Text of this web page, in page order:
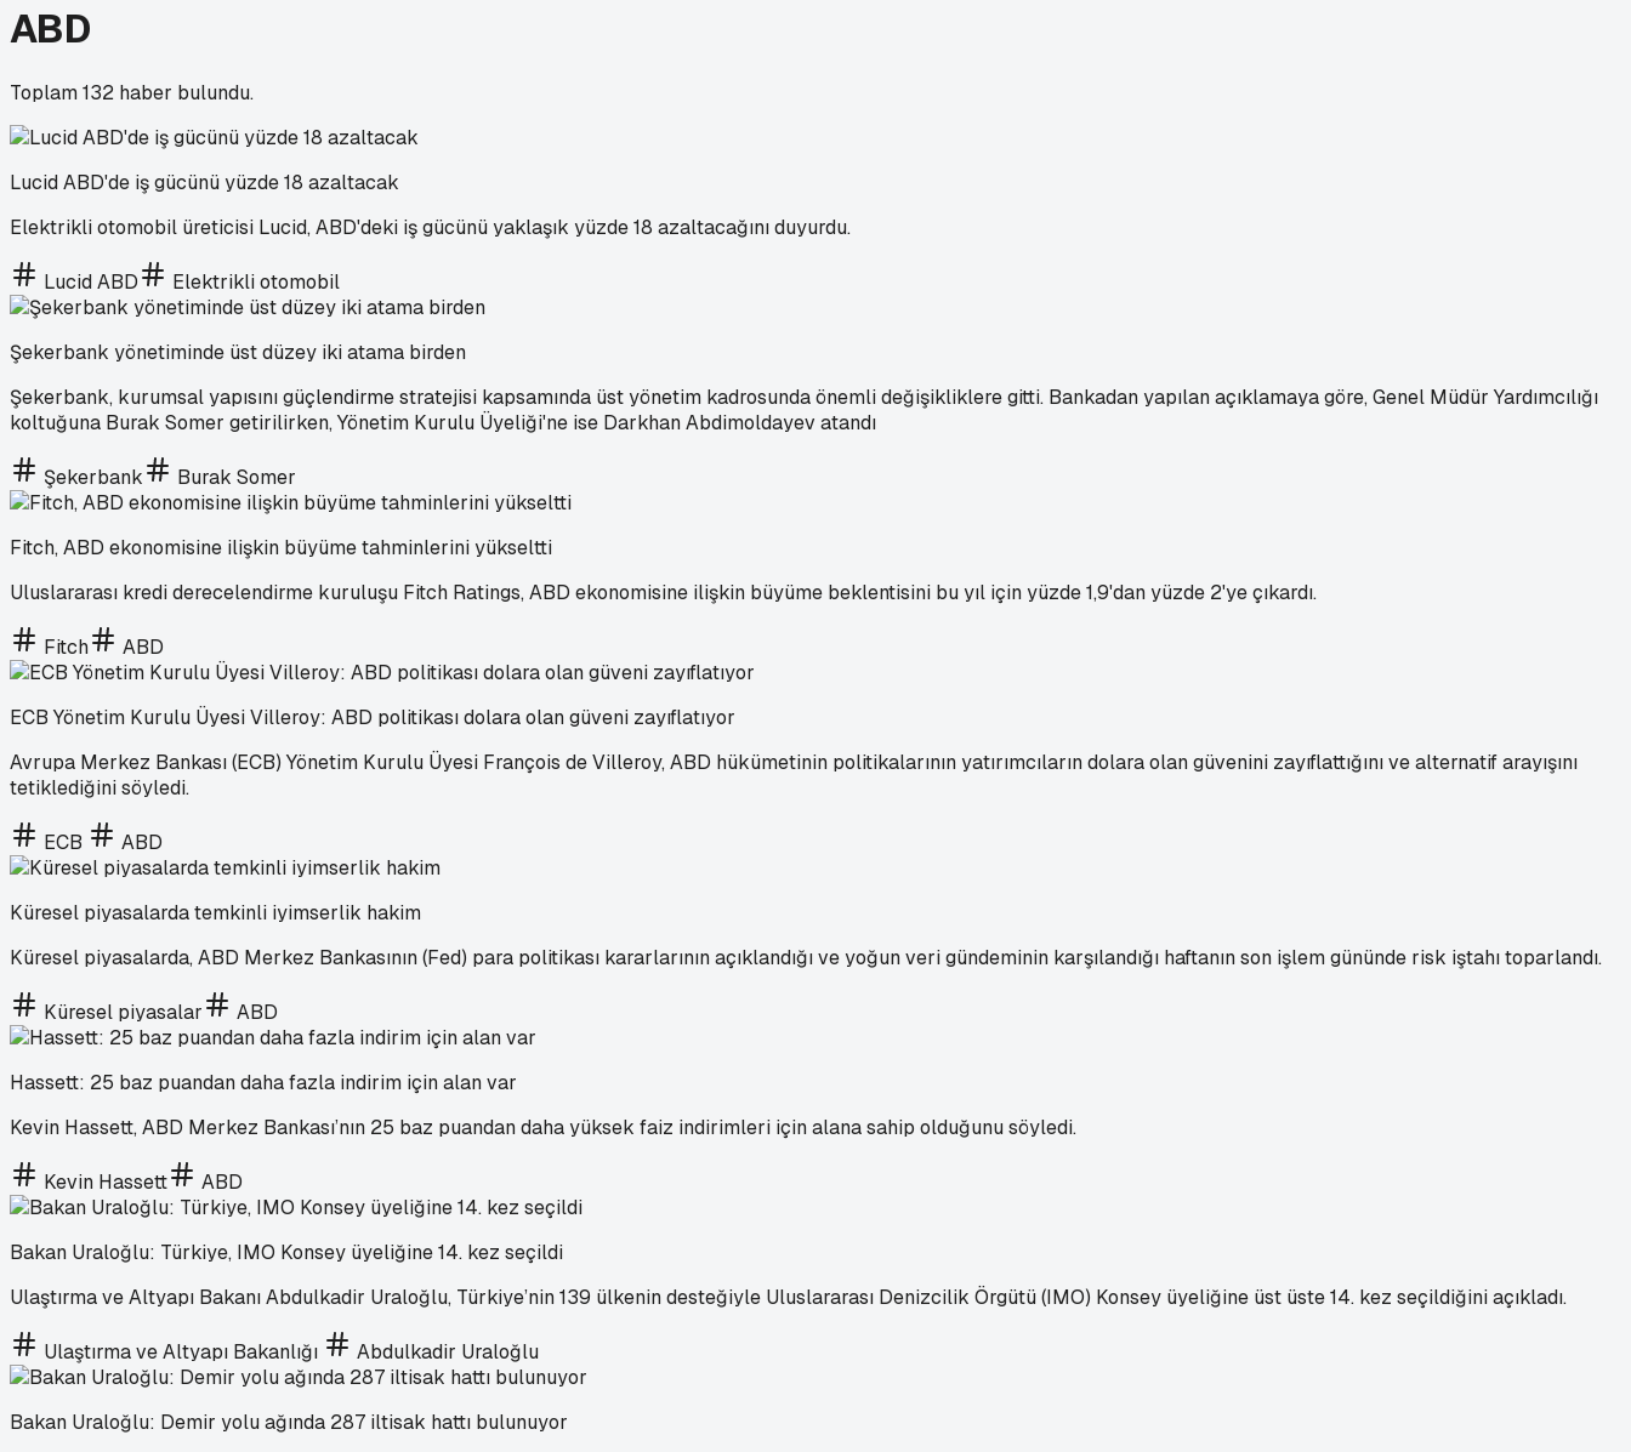
ABD
Toplam132 haber bulundu.
Lucid ABD'de iş gücünü yüzde 18 azaltacak
Elektrikli otomobil üreticisi Lucid, ABD'deki iş gücünü yaklaşık yüzde 18 azaltacağını duyurdu.
Lucid ABD Elektrikli otomobil
Şekerbank yönetiminde üst düzey iki atama birden
Şekerbank, kurumsal yapısını güçlendirme stratejisi kapsamında üst yönetim kadrosunda önemli değişikliklere gitti. Bankadan yapılan açıklamaya göre, Genel Müdür Yardımcılığı
koltuğuna Burak Somer getirilirken, Yönetim Kurulu Üyeliği'ne ise Darkhan Abdimoldayev atandı
Şekerbank Burak Somer
Fitch, ABD ekonomisine ilişkin büyüme tahminlerini yükseltti
Uluslararası kredi derecelendirme kuruluşu Fitch Ratings, ABD ekonomisine ilişkin büyüme beklentisini bu yıl için yüzde 1,9'dan yüzde 2'ye çıkardı.
Fitch ABD
ECB Yönetim Kurulu Üyesi Villeroy: ABD politikası dolara olan güveni zayıflatıyor
Avrupa Merkez Bankası (ECB) Yönetim Kurulu Üyesi François de Villeroy, ABD hükümetinin politikalarının yatırımcıların dolara olan güvenini zayıflattığını ve alternatif arayışını
tetiklediğini söyledi.
ECB ABD
Küresel piyasalarda temkinli iyimserlik hakim
Küresel piyasalarda, ABD Merkez Bankasının (Fed) para politikası kararlarının açıklandığı ve yoğun veri gündeminin karşılandığı haftanın son işlem gününde risk iştahı toparlandı.
Küresel piyasalar ABD
Hassett: 25 baz puandan daha fazla indirim için alan var
Kevin Hassett, ABD Merkez Bankası’nın 25 baz puandan daha yüksek faiz indirimleri için alana sahip olduğunu söyledi.
Kevin Hassett ABD
Bakan Uraloğlu: Türkiye, IMO Konsey üyeliğine 14. kez seçildi
Ulaştırma ve Altyapı Bakanı Abdulkadir Uraloğlu, Türkiye’nin 139 ülkenin desteğiyle Uluslararası Denizcilik Örgütü (IMO) Konsey üyeliğine üst üste 14. kez seçildiğini açıkladı.
Ulaştırma ve Altyapı Bakanlığı Abdulkadir Uraloğlu
Bakan Uraloğlu: Demir yolu ağında 287 iltisak hattı bulunuyor